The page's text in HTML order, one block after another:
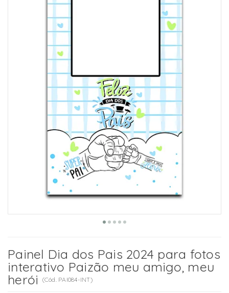
Painel Dia dos Pais 2024 para fotos
interativo Paizão meu amigo, meu
herói
(Cód. PAI084-INT)